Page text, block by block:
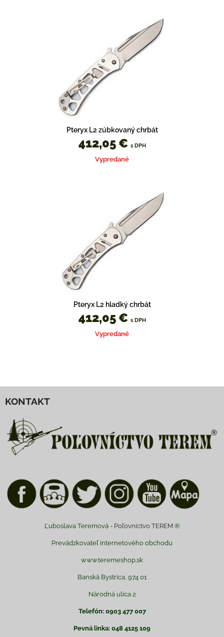
Pteryx L2 zúbkovaný chrbát
412,05 € s DPH
Vypredané
Pteryx L2 hladký chrbát
412,05 € s DPH
Vypredané
KONTAKT
Ľuboslava Teremová - Poľovnictvo TEREM®
Prevádzkovateľ internetového obchodu
www.teremeshop.sk
Banská Bystrica, 974 01
Národná ulica 2
Telefón: 0903 477 007
Pevná linka: 048 4125 109